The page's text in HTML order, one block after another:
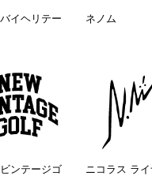
イヘリテー
ネノム
ンテージゴ
ニコラス ライ